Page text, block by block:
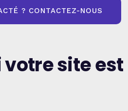
? CONTACTEZ-NOUS
site est